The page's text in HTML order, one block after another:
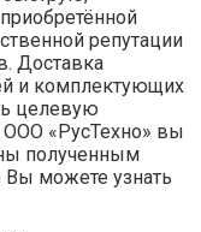
репутации
Доставка
и комплектующих
целевую
ООО «РусТехно» вы
полученным
Вы можете узнать